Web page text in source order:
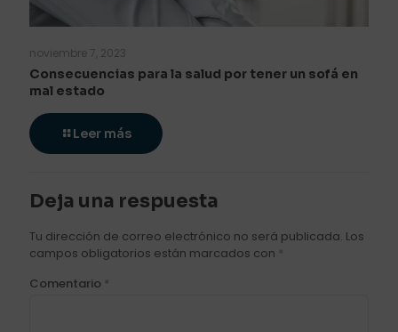
noviembre 7, 2023
Consecuencias para la salud por tener un sofá en
mal estado
Leer más
Deja una respuesta
Tu dirección de correo electrónico no será publicada. Los
campos obligatorios están marcados con *
Comentario *